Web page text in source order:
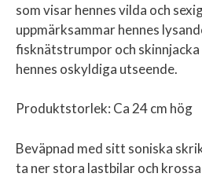
som visar hennes vilda och
uppmärksammar hennes
fisknätstrumpor och
hennes oskyldiga utseende.
Produktstorlek: Ca 24 cm hög
Beväpnad med sitt soniska
ta ner stora lastbilar och